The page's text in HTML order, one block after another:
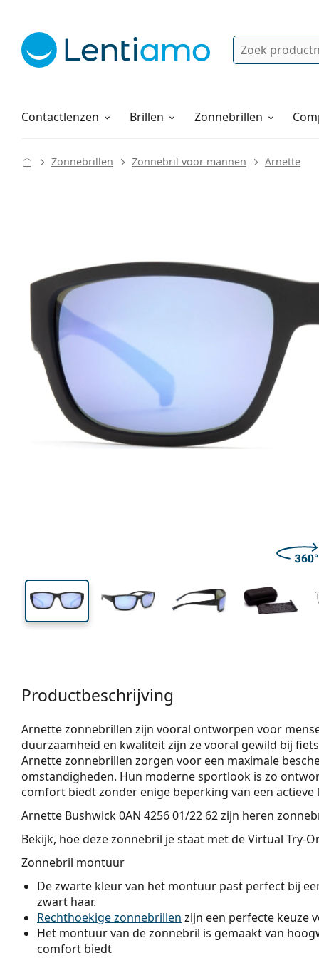
Zoek
Contactlenzen
Lenzenvloeistoffen Brillen Zonnebrillen
Hoe bestellen
Zonnebrillen Zonnebril voor mannen Arnette
40 mm
Glashoogte Glasbreedte
Productbeschrijving
Arnette zonnebrillen zijn vooral ontworpen voor
duurzaamheid en kwaliteit zijn ze vooral gewild bij
Arnette zonnebrillen zorgen voor een maximale
omstandigheden. Hun moderne sportlook is zo
comfort biedt zonder enige beperking van een actieve
Arnette Bushwick 0AN 4256 01/22 62zijn heren
Bekijk, hoe deze zonnebril je staat met de Virtual Try-
Zonnebril montuur
De zwarte kleur van het montuur past perfect bij
zwart haar.
Rechthoekige zonnebrillen zijn een perfecte keuze
Het montuur van de zonnebril is gemaakt van
comfort biedt